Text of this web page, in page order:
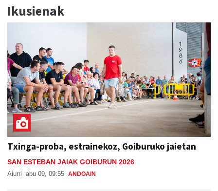
Txinga-proba, estrainekoz, Goiburuko jaietan